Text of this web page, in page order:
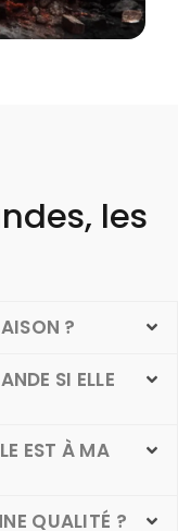
les
?
SI ELLE
EST À MA
QUALITÉ ?